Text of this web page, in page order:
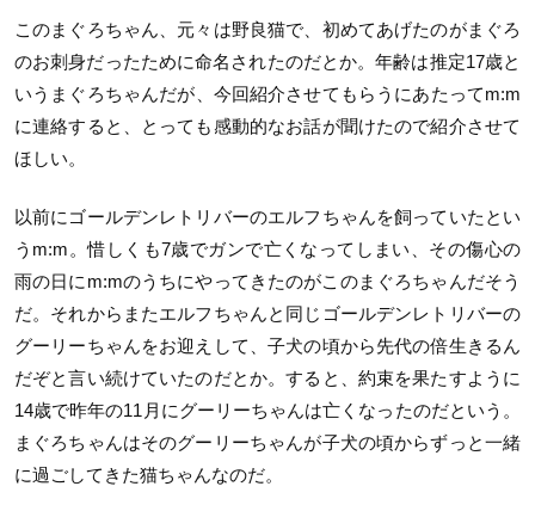
このまぐろちゃん、元々は野良猫で、初めてあげたのがまぐろ
のお刺身だったために命名されたのだとか。年齢は推定17歳と
いうまぐろちゃんだが、今回紹介させてもらうにあたってm:m
に連絡すると、とっても感動的なお話が聞けたので紹介させて
ほしい。
以前にゴールデンレトリバーのエルフちゃんを飼っていたとい
うm:m。惜しくも7歳でガンで亡くなってしまい、その傷心の
雨の日にm:mのうちにやってきたのがこのまぐろちゃんだそう
だ。それからまたエルフちゃんと同じゴールデンレトリバーの
グーリーちゃんをお迎えして、子犬の頃から先代の倍生きるん
だぞと言い続けていたのだとか。すると、約束を果たすように
14歳で昨年の11月にグーリーちゃんは亡くなったのだという。
まぐろちゃんはそのグーリーちゃんが子犬の頃からずっと一緒
に過ごしてきた猫ちゃんなのだ。